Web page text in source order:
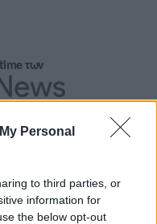
Personal
to third parties, or
information for
the below opt-out
των